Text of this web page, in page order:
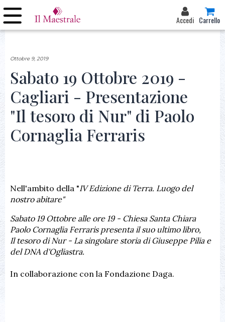
Accedi Carrello
Ottobre 9, 2019
Sabato 19 Ottobre 2019 -
Cagliari - Presentazione
"Il tesoro di Nur" di Paolo
Cornaglia Ferraris
Nell'ambito della "IV Edizione di Terra. Luogo del
nostro abitare"
Sabato 19 Ottobre alle ore 19 - Chiesa Santa Chiara
Paolo Cornaglia Ferraris presenta il suo ultimo libro,
Il tesoro di Nur - La singolare storia di Giuseppe Pilia e
del DNA d'Ogliastra.
In collaborazione con la Fondazione Daga.